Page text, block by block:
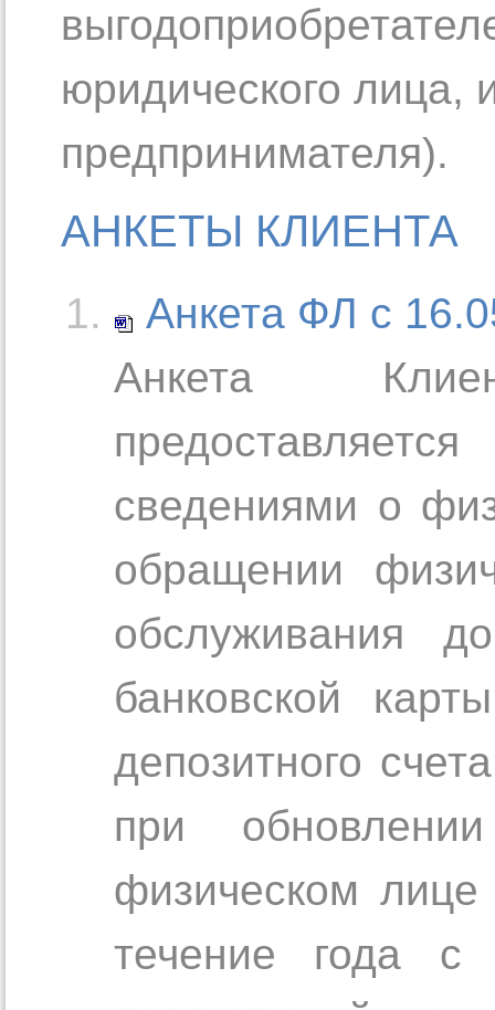
юридического лица,
предпринимателя).
АНКЕТЫ КЛИЕНТА
Анкета ФЛ с
Анкета
сведениями о
обращении
обслуживания
банковской
депозитного
при
физическом
течение года с